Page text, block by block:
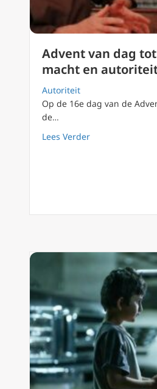
Advent van dag
macht en
Autoriteit
Op de 16e dag van de
de…
Lees Verderabout Advent